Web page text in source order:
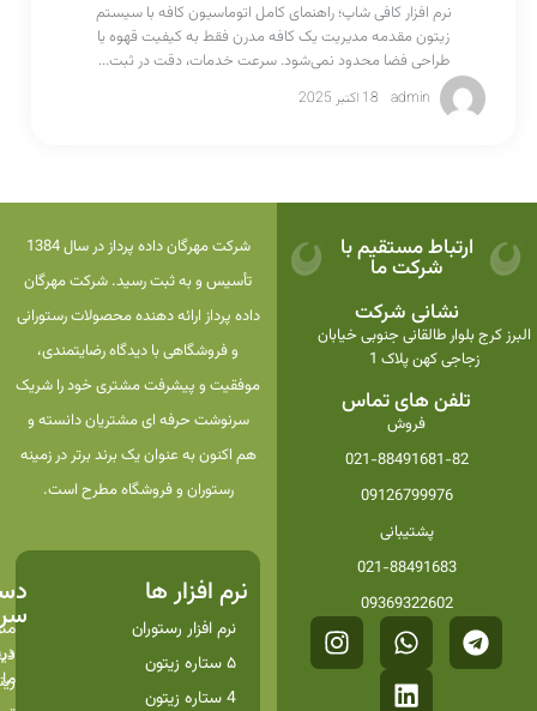
نرم افزار کافی شاپ؛ راهنمای کامل اتوماسیون کافه با سیستم
زیتون مقدمه مدیریت یک کافه مدرن فقط به کیفیت قهوه یا
طراحی فضا محدود نمی‌شود. سرعت خدمات، دقت در ثبت...
admin 18 اکتبر 2025
ارتباط مستقیم با
شرکت ما
نشانی شرکت
البرز کرج بلوار طالقانی جنوبی خیابان
زجاجی کهن پلاک 1
تلفن های تماس
فروش
021-88491681-82
09126799976
پشتیبانی
021-88491683
09369322602
شرکت مهرگان داده پرداز در سال 1384
تأسیس و به ثبت رسید. شرکت مهرگان
داده پرداز ارائه دهنده محصولات رستورانی
و فروشگاهی با دیدگاه رضایتمندی،
موفقیت و پیشرفت مشتری خود را شریک
سرنوشت حرفه ای مشتریان دانسته و
هم اکنون به عنوان یک برند برتر در زمینه
رستوران و فروشگاه مطرح است.
نرم افزار ها
نرم افزار رستوران
۵ ستاره زیتون
4 ستاره زیتون
ما